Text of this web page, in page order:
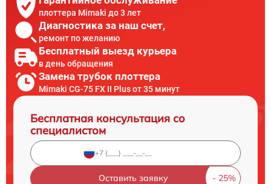
плоттера Mimaki до 3 лет
Диагностика за наш счет,
ремонт по желанию
Бесплатный выезд курьера
в день обращения
Замена трубок плоттера
Mimaki CG-75 FX II Plus от 35 минут
Бесплатная консультация со
специалистом
Оставить заявку